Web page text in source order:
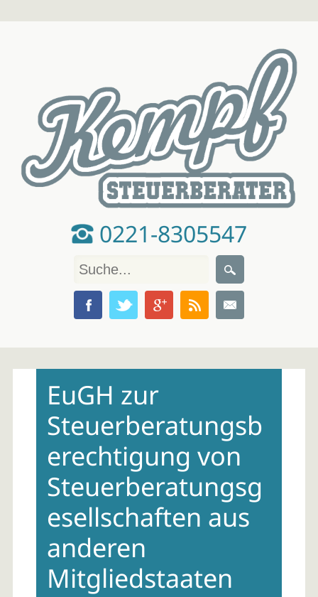
0221-8305547
contentEuGH zur
Steuerberatungsb
erechtigung von
Steuerberatungsg
esellschaften aus
anderen
Mitgliedstaaten